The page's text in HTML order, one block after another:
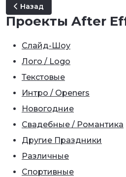
Предыдущий: Grunge Trailer
Назад
Проекты After
Слайд-Шоу
Лого / Logo
Текстовые
Интро / Openers
Новогодние
Свадебные / Романтика
Другие Праздники
Различные
Спортивные